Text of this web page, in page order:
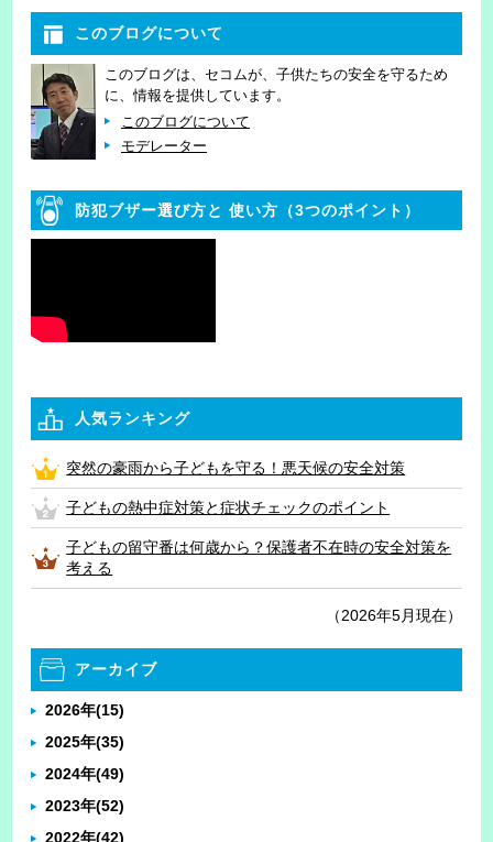
このブログについて
このブログは、セコムが、子供たちの安全を守るため
に、情報を提供しています。
このブログについて
モデレーター
防犯ブザー選び方と 使い方（3つのポイント）
人気ランキング
突然の豪雨から子どもを守る！悪天候の安全対策
子どもの熱中症対策と症状チェックのポイント
子どもの留守番は何歳から？保護者不在時の安全対策を
考える
（2026年5月現在）
アーカイブ
2026年(15)
2025年(35)
2024年(49)
2023年(52)
2022年(42)